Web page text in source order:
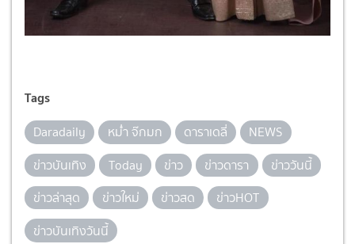
Tags
Daradaily หม่ำ จ๊กมก ดาราเดลี่
NEWS
ข่าวบันเทิง
Today ข่าว ข่าวดารา
ข่าววันนี้
ข่าวล่าสุด
ข่าวใหม่ ข่าวสด
ข่าวHOT
ข่าวบันเทิงวันนี้